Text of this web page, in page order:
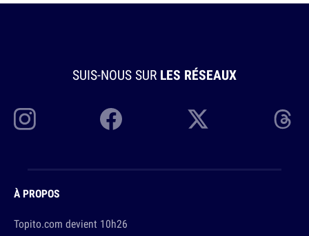
SUIS-NOUS SUR LES RÉSEAUX
À PROPOS
Topito.com devient 10h26